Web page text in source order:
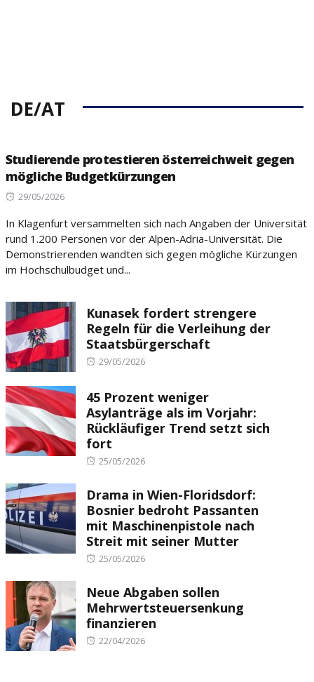
DE/AT
Studierende protestieren österreichweit gegen
mögliche Budgetkürzungen
Posted
29/05/2026
In Klagenfurt versammelten sich nach Angaben der Universität
rund 1.200 Personen vor der Alpen-Adria-Universität. Die
Demonstrierenden wandten sich gegen mögliche Kürzungen
im Hochschulbudget und...
Kunasek fordert strengere
Regeln für die Verleihung der
Staatsbürgerschaft
Posted
29/05/2026
45 Prozent weniger
Asylanträge als im Vorjahr:
Rückläufiger Trend setzt sich
fort
Posted
25/05/2026
Drama in Wien-Floridsdorf:
Bosnier bedroht Passanten
mit Maschinenpistole nach
Streit mit seiner Mutter
Posted
25/05/2026
Neue Abgaben sollen
Mehrwertsteuersenkung
finanzieren
Posted
22/04/2026